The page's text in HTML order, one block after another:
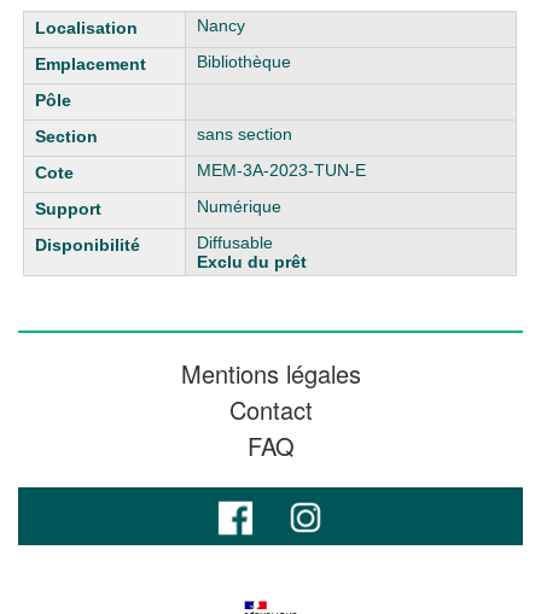
Liste des exemplaires
Nancy
Bibliothèque
sans section
MEM-3A-2023-TUN-E
Numérique
Diffusable
Exclu du prêt
Mentions légales
Contact
FAQ